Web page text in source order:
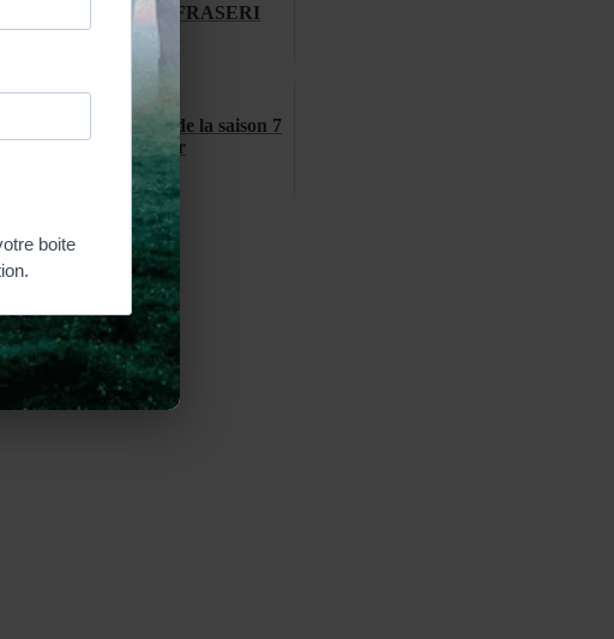
l’épisode 3 | ABIES FRASERI
Les acteurs au casting de la saison 7
d'Outlander